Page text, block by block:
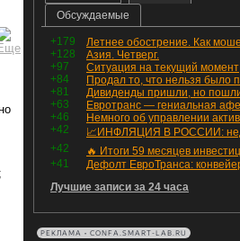
Обсуждаемые
+179
+128
Азия. Четверг.
+97
Ситуация на текущий момент
+84
+81
+63
+46
+42
+42
+41
Лучшие записи за 24 часа
РЕКЛАМА • CONFA.SMART-LAB.RU